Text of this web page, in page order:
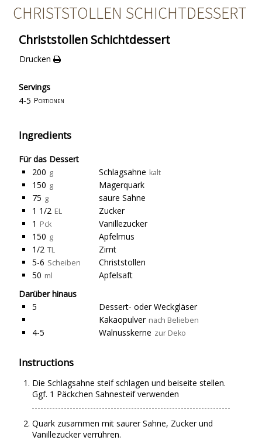
CHRISTSTOLLEN SCHICHTDESSERT
Christstollen Schichtdessert
Drucken
Servings
4-5 Portionen
Ingredients
Für das Dessert
200 g Schlagsahne kalt
150 g
Magerquark
75 g
saure Sahne
1 1/2 EL
Zucker
1 Pck
Vanillezucker
150 g
Apfelmus
1/2 TL
Zimt
5-6 Scheiben
Christstollen
50 ml
Apfelsaft
Darüber hinaus
5
Dessert- oder Weckgläser
Kakaopulver nach Belieben
4-5 Walnusskerne zur Deko
Instructions
Die Schlagsahne steif schlagen und beiseite stellen.
Ggf. 1 Päckchen Sahnesteif verwenden
Quark zusammen mit saurer Sahne, Zucker und
Vanillezucker verrühren.